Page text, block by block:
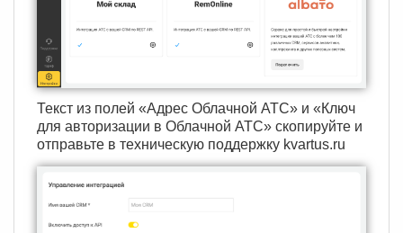
Текст из полей «Адрес Облачной АТС» и «Ключ
для авторизации в Облачной АТС» скопируйте и
отправьте в техническую поддержку kvartus.ru